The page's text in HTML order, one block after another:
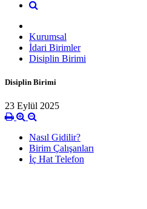
Kurumsal
İdari Birimler
Disiplin Birimi
Disiplin Birimi
23 Eylül 2025
Nasıl Gidilir?
Birim Çalışanları
İç Hat Telefon